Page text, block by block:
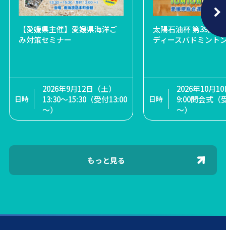
【愛媛県主催】愛媛県海洋ご
み対策セミナー
2026年9月12日（土）
13:30～15:30（受付13:00
～）
太陽石油杯 第39回
ディースバドミント
2026年10月
9:00開会式（
～）
お笑いフェスin松山
2026年9月20日（日）
①12:45開演（12:15開
場）②16:15開演（15:45
開場）
宝塚歌劇宙組全国ツアー 松山
2026年11月12日（木）2
回公演 1回目13:30～ / 2
回目18:00～
（土）～9
障がい者芸術文化祭 パラア
ートえひめ2026 まちなかア
2026年6月14日（日）募
第63
テス
もっと見る